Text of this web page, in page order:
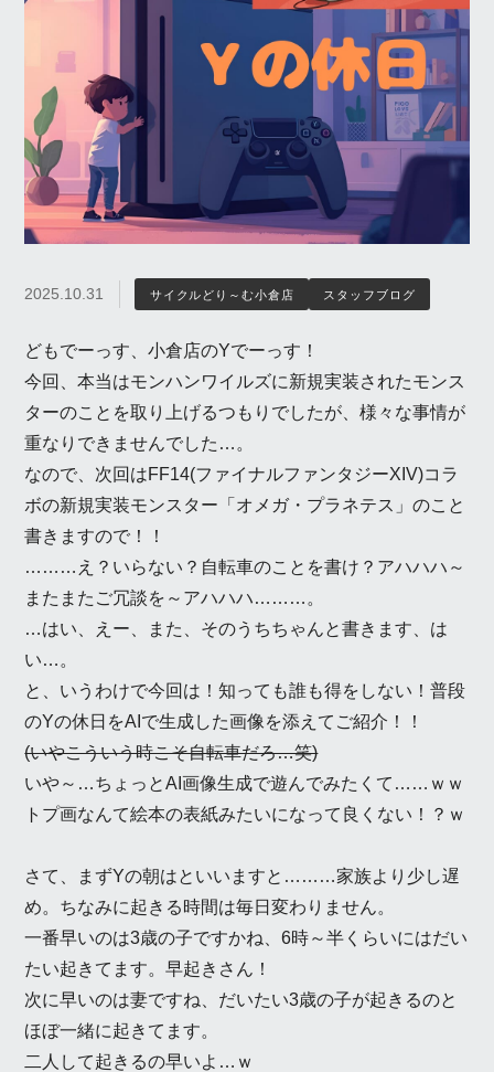
2025.10.31 サイクルどり～む小倉店 スタッフブログ
どもでーっす、小倉店のYでーっす！
今回、本当はモンハンワイルズに新規実装されたモンス
ターのことを取り上げるつもりでしたが、様々な事情が
重なりできませんでした…。
なので、次回はFF14(ファイナルファンタジーXIV)コラ
ボの新規実装モンスター「オメガ・プラネテス」のこと
書きますので！！
………え？いらない？自転車のことを書け？アハハハ～
またまたご冗談を～アハハハ………。
…はい、えー、また、そのうちちゃんと書きます、は
い…。
と、いうわけで今回は！知っても誰も得をしない！普段
のYの休日をAIで生成した画像を添えてご紹介！！
(いやこういう時こそ自転車だろ…笑)
いや～…ちょっとAI画像生成で遊んでみたくて……ｗｗ
トプ画なんて絵本の表紙みたいになって良くない！？ｗ
さて、まずYの朝はといいますと………家族より少し遅
め。ちなみに起きる時間は毎日変わりません。
一番早いのは3歳の子ですかね、6時～半くらいにはだい
たい起きてます。早起きさん！
次に早いのは妻ですね、だいたい3歳の子が起きるのと
ほぼ一緒に起きてます。
二人して起きるの早いよ…ｗ